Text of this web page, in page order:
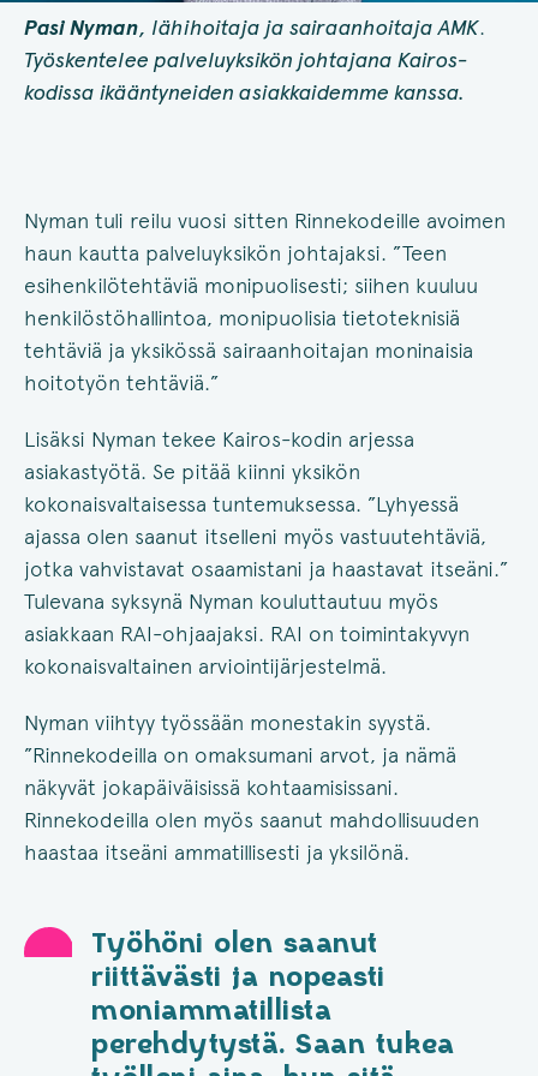
Pasi Nyman, lähihoitaja ja sairaanhoitaja AMK.
Työskentelee palveluyksikön johtajana Kairos-
kodissa ikääntyneiden asiakkaidemme kanssa.
Nyman tuli reilu vuosi sitten Rinnekodeille avoimen
haun kautta palveluyksikön johtajaksi. ”Teen
esihenkilötehtäviä monipuolisesti; siihen kuuluu
henkilöstöhallintoa, monipuolisia tietoteknisiä
tehtäviä ja yksikössä sairaanhoitajan moninaisia
hoitotyön tehtäviä.”
Lisäksi Nyman tekee Kairos-kodin arjessa
asiakastyötä. Se pitää kiinni yksikön
kokonaisvaltaisessa tuntemuksessa. ”Lyhyessä
ajassa olen saanut itselleni myös vastuutehtäviä,
jotka vahvistavat osaamistani ja haastavat itseäni.”
Tulevana syksynä Nyman kouluttautuu myös
asiakkaan RAI-ohjaajaksi. RAI on toimintakyvyn
kokonaisvaltainen arviointijärjestelmä.
Nyman viihtyy työssään monestakin syystä.
”Rinnekodeilla on omaksumani arvot, ja nämä
näkyvät jokapäiväisissä kohtaamisissani.
Rinnekodeilla olen myös saanut mahdollisuuden
haastaa itseäni ammatillisesti ja yksilönä.
Työhöni olen saanut
riittävästi ja nopeasti
moniammatillista
perehdytystä. Saan tukea